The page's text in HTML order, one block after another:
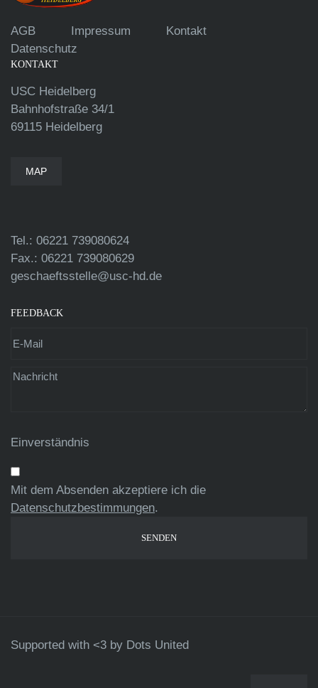
AGB Impressum
Kontakt
Datenschutz
KONTAKT
USC Heidelberg
Bahnhofstraße 34/1
69115 Heidelberg
MAP
Tel.: 06221 739080624
Fax.: 06221 739080629
geschaeftsstelle@usc-hd.de
FEEDBACK
Einverständnis
Mit dem Absenden akzeptiere ich die
Datenschutzbestimmungen.
Supported with <3 by Dots United